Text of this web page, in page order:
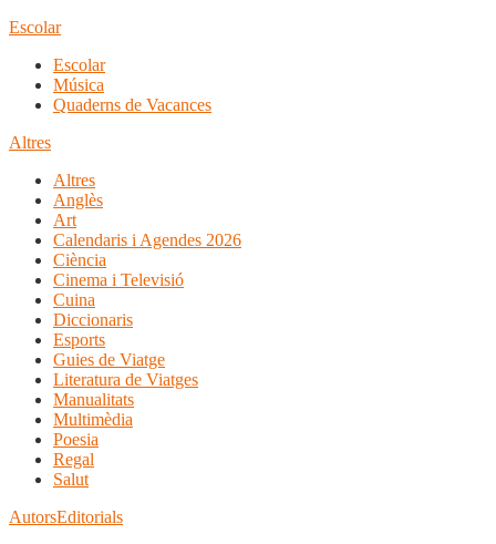
Escolar
Escolar
Música
Quaderns de Vacances
Altres
Altres
Anglès
Art
Calendaris i Agendes 2026
Ciència
Cinema i Televisió
Cuina
Diccionaris
Esports
Guies de Viatge
Literatura de Viatges
Manualitats
Multimèdia
Poesia
Regal
Salut
AutorsEditorials